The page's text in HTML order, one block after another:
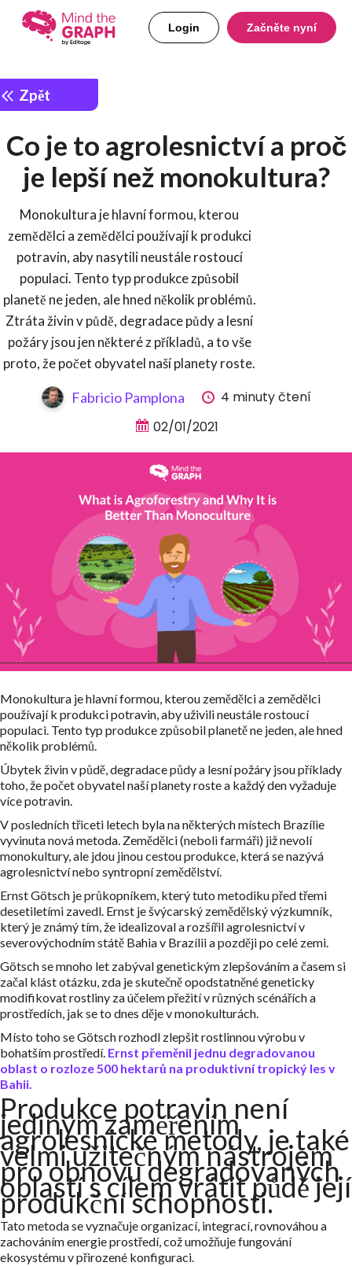
Login Začněte nyní
Zpět
Co je to agrolesnictví a proč
je lepší než monokultura?
Monokultura je hlavní formou, kterou
zemědělci a zemědělci používají k produkci
potravin, aby nasytili neustále rostoucí
populaci. Tento typ produkce způsobil
planetě ne jeden, ale hned několik problémů.
Ztráta živin v půdě, degradace půdy a lesní
požáry jsou jen některé z příkladů, a to vše
proto, že počet obyvatel naší planety roste.
Fabricio Pamplona
4 minuty čtení
02/01/2021
Monokultura je hlavní formou, kterou zemědělci a zemědělci
používají k produkci potravin, aby uživili neustále rostoucí
populaci. Tento typ produkce způsobil planetě ne jeden, ale hned
několik problémů.
Úbytek živin v půdě, degradace půdy a lesní požáry jsou příklady
toho, že počet obyvatel naší planety roste a každý den vyžaduje
více potravin.
V posledních třiceti letech byla na některých místech Brazílie
vyvinuta nová metoda. Zemědělci (neboli farmáři) již nevolí
monokultury, ale jdou jinou cestou produkce, která se nazývá
agrolesnictví nebo syntropní zemědělství.
Ernst Götsch je průkopníkem, který tuto metodiku před třemi
desetiletími zavedl. Ernst je švýcarský zemědělský výzkumník,
který je známý tím, že idealizoval a rozšířil agrolesnictví v
severovýchodním státě Bahia v Brazílii a později po celé zemi.
Götsch se mnoho let zabýval genetickým zlepšováním a časem si
začal klást otázku, zda je skutečně opodstatněné geneticky
modifikovat rostliny za účelem přežití v různých scénářích a
prostředích, jak se to dnes děje v monokulturách.
Místo toho se Götsch rozhodl zlepšit rostlinnou výrobu v
bohatším prostředí. Ernst přeměnil jednu degradovanou
oblast o rozloze 500 hektarů na produktivní tropický les v
Bahii.
Produkce potravin není
jediným zaměřením
agrolesnické metody, je také
velmi užitečným nástrojem
pro obnovu degradovaných
oblastí s cílem vrátit půdě její
produkční schopnosti.
Tato metoda se vyznačuje organizací, integrací, rovnováhou a
zachováním energie prostředí, což umožňuje fungování
ekosystému v přirozené konfiguraci.